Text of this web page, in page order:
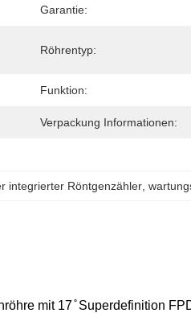
Garantie:
Röhrentyp:
Funktion:
Verpackung Informationen:
integrierter Röntgenzähler
mit 17 ̊ Superdefinition